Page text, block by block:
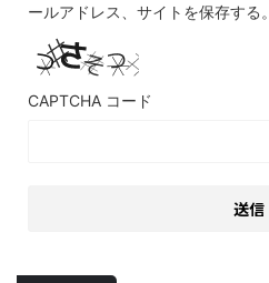
ールアドレス、サイトを保存する。
CAPTCHA コード